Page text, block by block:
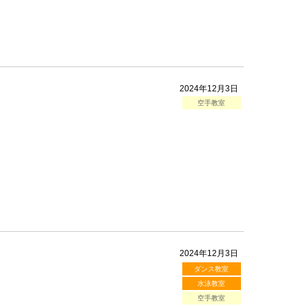
2024年12月3日
空手教室
2024年12月3日
ダンス教室
水泳教室
空手教室